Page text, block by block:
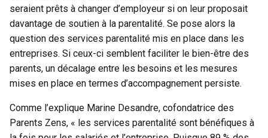
seraient prêts à changer d’employeur si on leur proposait
davantage de soutien à la parentalité. Se pose alors la
question des services parentalité mis en place dans les
entreprises. Si ceux-ci semblent faciliter le bien-être des
parents, un décalage entre les besoins et les mesures
mises en place en termes d’accompagnement persiste.
Comme l’explique Marine Desandre, cofondatrice des
Parents Zens, « les services parentalité sont bénéfiques à